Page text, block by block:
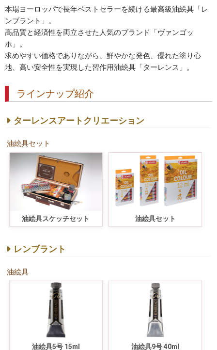
本場ヨーロッパで長年ベストセラーを続ける最高級油絵具「レ
ンブラント」。
高品質と経済性を両立させた人気のブランド「ヴァンゴッ
ホ」。
求めやすい価格でありながら、鮮やかな発色、優れた塗り心
地、高い安全性を実現した習作用油絵具「ターレンス」。
ラインナップ紹介
ターレンスアートクリエーション
油絵具セット
油絵具スケッチセット 油絵具セット
レンブラント
油絵具
油絵具5号 15ml 油絵具9号 40ml